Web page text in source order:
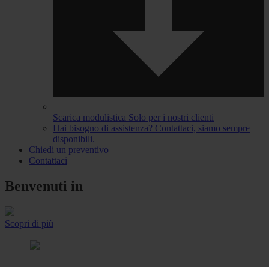
Scarica modulistica Solo per i nostri clienti
Hai bisogno di assistenza? Contattaci, siamo sempre
disponibili.
Chiedi un preventivo
Contattaci
Benvenuti in
Scopri di più